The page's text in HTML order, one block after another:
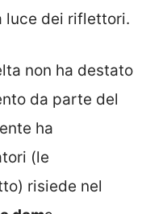
luce dei riflettori.
non ha destato
da parte del
ha
(le
risiede nel